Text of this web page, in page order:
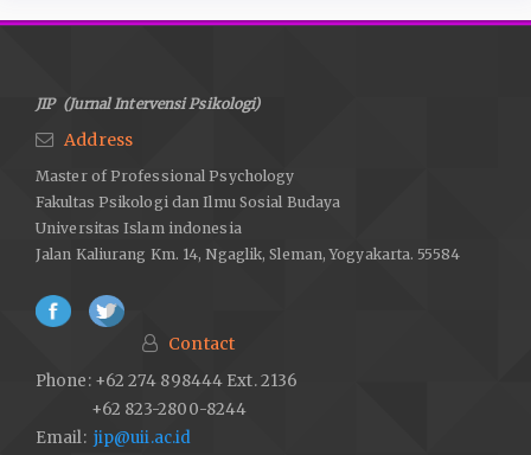
JIP (Jurnal Intervensi Psikologi)
Address
Master of Professional Psychology
Fakultas Psikologi dan Ilmu Sosial Budaya
Universitas Islam indonesia
Jalan Kaliurang Km. 14, Ngaglik, Sleman, Yogyakarta. 55584
Contact
Phone: +62 274 898444 Ext. 2136
+62 823-2800-8244
Email: jip@uii.ac.id